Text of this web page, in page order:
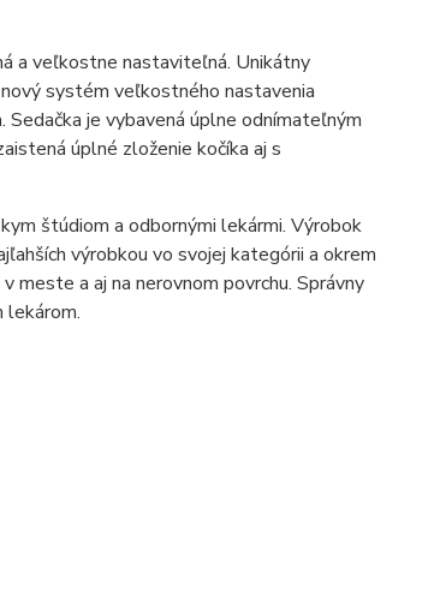
a veľkostne nastaviteľná. Unikátny
systém veľkostného nastavenia
je vybavená úplne odnímateľným
úplné zloženie kočíka aj s
štúdiom a odbornými lekármi. Výrobok
výrobkou vo svojej kategórii a okrem
a aj na nerovnom povrchu. Správny
lekárom.